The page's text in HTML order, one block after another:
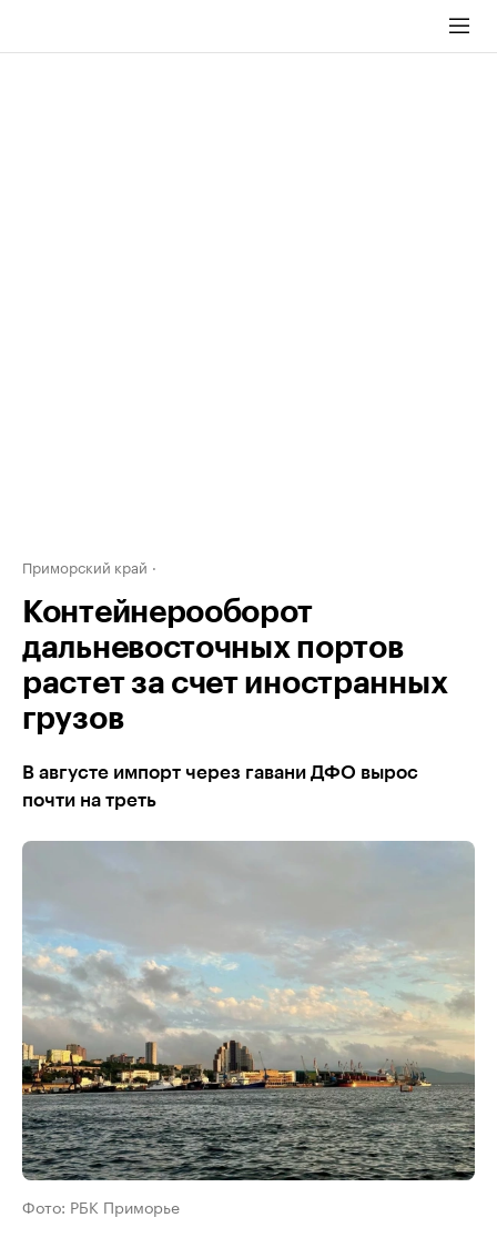
Приморский край
Контейнерооборот
дальневосточных портов
растет за счет иностранных
грузов
В августе импорт через гавани ДФО вырос
почти на треть
Фото: РБК Приморье